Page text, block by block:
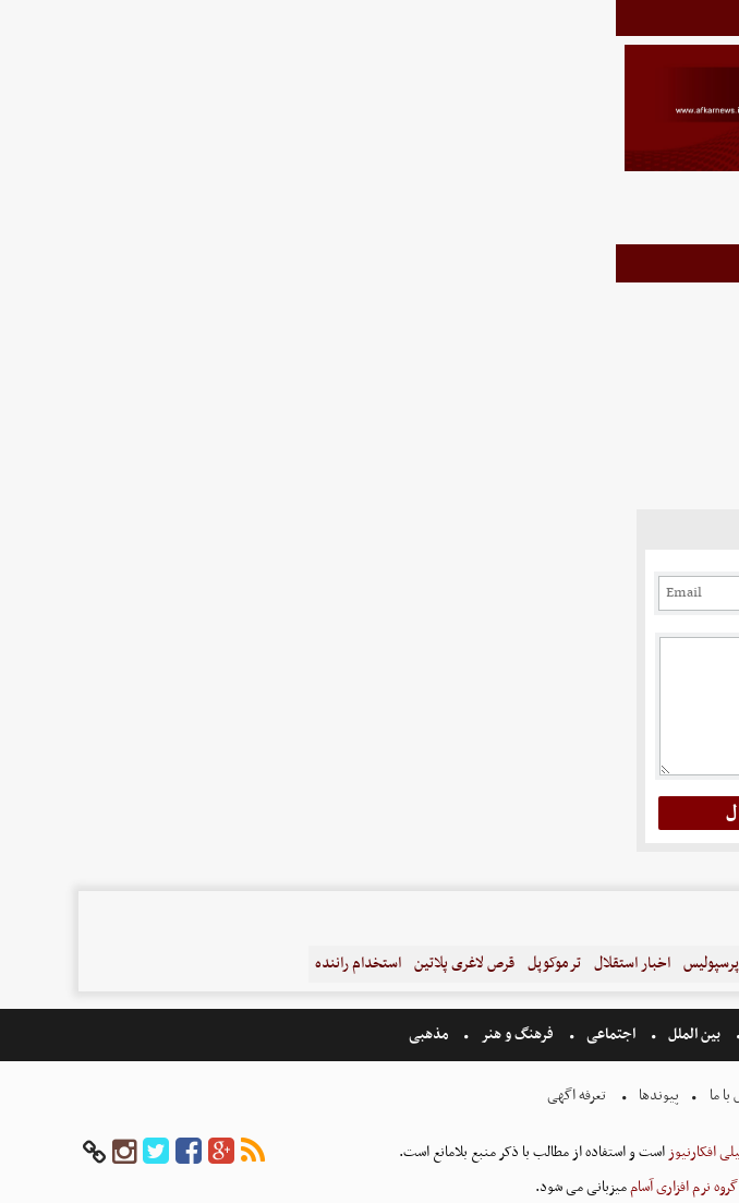
اخبار استقلال ترموکوپل قرص لاغری پلاتین استخدام راننده
بین الملل اجتماعی فرهنگ و هنر مذهبی
ما پیوندها تعرفه اگهی
افکارنیوزاست و استفاده از مطالب با ذکر منبع بلامانع است.
گروه نرم افزاری آساممیزبانی می شود.